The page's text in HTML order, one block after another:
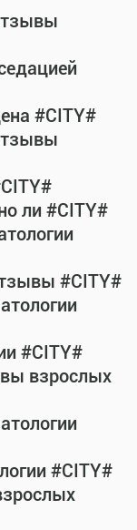
#CITY#
ли #CITY#
#CITY#
#CITY#
взрослых
#CITY#